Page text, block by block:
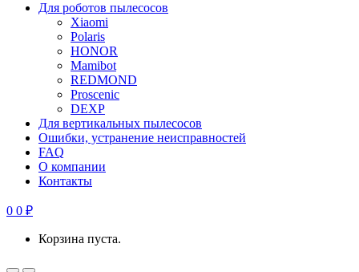
Для роботов пылесосов
Xiaomi
Polaris
HONOR
Mamibot
REDMOND
Proscenic
DEXP
Для вертикальных пылесосов
Ошибки, устранение неисправностей
FAQ
О компании
Контакты
0 0 ₽
Корзина пуста.